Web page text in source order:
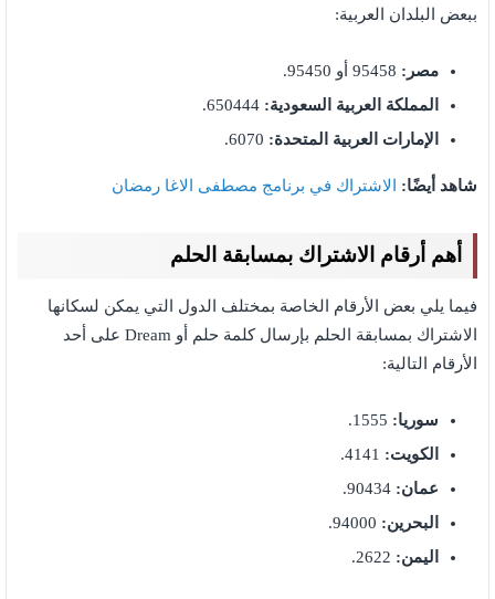
ببعض البلدان العربية:
مصر:
المملكة العربية السعودية:
الإمارات العربية المتحدة:
شاهد أيضًا: الاشتراك في برنامج مصطفى الاغا رمضان
أهم أرقام الاشتراك بمسابقة الحلم
فيما يلي بعض الأرقام الخاصة بمختلف الدول التي يمكن لسكانها
الاشتراك بمسابقة الحلم بإرسال كلمة حلم أو Dream على أحد
الأرقام التالية:
سوريا:
الكويت:
عمان:
البحرين:
اليمن: